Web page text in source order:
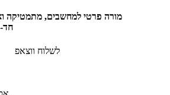
מורה פרטי למחשבים, מתמטיקה
חד-
לשלוח ווצאפ